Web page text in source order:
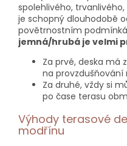
spolehlivého,
je schopný dlouhodobě
povětrnostním
jemná/hrubá je velmi
Za prvé, deska má
na provzdušňování
Za druhé, vždy si
po čase terasu
Výhody terasové
modřínu